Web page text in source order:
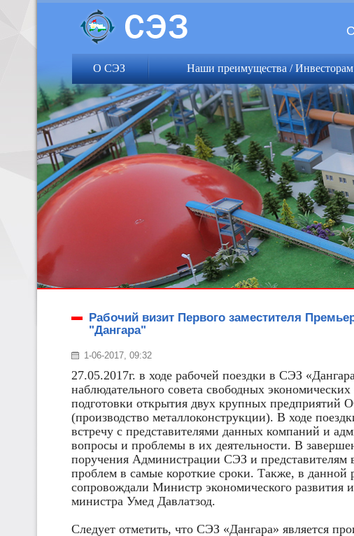
О СЭЗ Наши преимущества / Инвесторам
Рабочий визит Первого заместителя
"Дангара"
1-06-2017, 09:32
27.05.2017г. в ходе рабочей поездки в СЭЗ
наблюдательного совета свободных
подготовки открытия двух крупных
(производство металлоконструкции). В ходе
встречу с представителями данных компаний и
вопросы и проблемы в их деятельности. В
поручения Администрации СЭЗ и
проблем в самые короткие сроки. Также, в данной
сопровождали Министр экономического развития
министра Умед Давлатзод.
Следует отметить, что СЭЗ «Дангара» является